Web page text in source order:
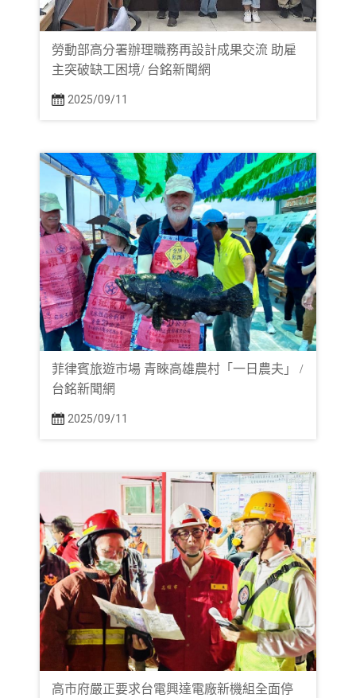
勞動部高分署辦理職務再設計成果交流 助雇
主突破缺工困境/ 台銘新聞網
2025/09/11
菲律賓旅遊市場 青睞高雄農村「一日農夫」 /
台銘新聞網
2025/09/11
高市府嚴正要求台電興達電廠新機組全面停